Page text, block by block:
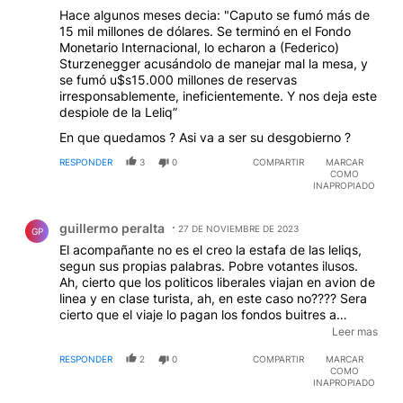
Hace algunos meses decia: "Caputo se fumó más de
15 mil millones de dólares. Se terminó en el Fondo
Monetario Internacional, lo echaron a (Federico)
Sturzenegger acusándolo de manejar mal la mesa, y
se fumó u$s15.000 millones de reservas
irresponsablemente, ineficientemente. Y nos deja este
despiole de la Leliq”
En que quedamos ? Asi va a ser su desgobierno ?
RESPONDER 3 0 COMPARTIR
MARCAR
COMO
INAPROPIADO
GP guillermo peralta 27 DE NOVIEMBRE DE 2023
El acompañante no es el creo la estafa de las leliqs,
segun sus propias palabras. Pobre votantes ilusos.
Ah, cierto que los politicos liberales viajan en avion de
linea y en clase turista, ah, en este caso no???? Sera
cierto que el viaje lo pagan los fondos buitres a
quienes van a ofrecer lo unico y ultimo de la poca
como ...tiembla.........
Leer mas
RESPONDER 2 0 COMPARTIR
MARCAR
COMO
INAPROPIADO